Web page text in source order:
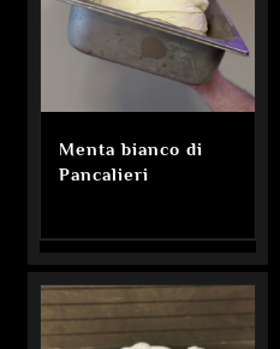
Menta bianco di
Pancalieri